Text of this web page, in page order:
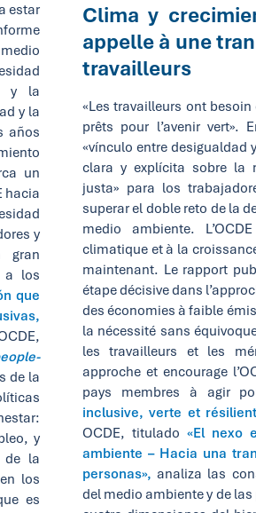
estar
y la
y la
años
un
hacia
y
gran
a los
que
de la
y
de la
los
es
Clima y
appelle à une
travailleurs
«Les travailleurs ont
prêts pour l’avenir vert».
«vínculo entre desigualdad
clara y explícita sobre la
justa» para los
superar el doble reto de la
medio ambiente.
climatique et à la
maintenant. Le rapport
étape décisive dans
des économies à faible
la nécessité sans
les travailleurs et les
approche et encourage
pays membres à agir
inclusive, verte et
OCDE, titulado «El nexo
ambiente – Hacia una
personas», analiza las
del medio ambiente y de